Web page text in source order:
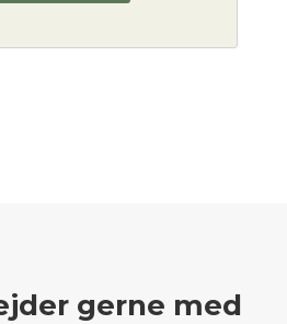
gerne med